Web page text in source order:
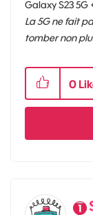
Galaxy S23 5G
La 5G ne fait
tomber non
0